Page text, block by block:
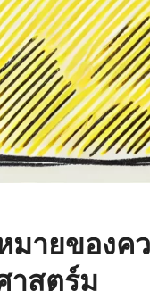
มายของค
าสตร์ม